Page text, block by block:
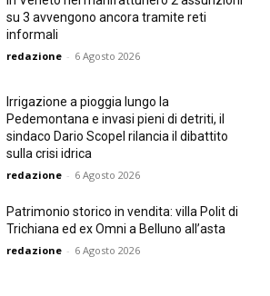
su 3 avvengono ancora tramite reti
informali
redazione - 6 Agosto 2026
Irrigazione a pioggia lungo la
Pedemontana e invasi pieni di detriti, il
sindaco Dario Scopel rilancia il dibattito
sulla crisi idrica
redazione - 6 Agosto 2026
Patrimonio storico in vendita: villa Polit di
Trichiana ed ex Omni a Belluno all’asta
redazione - 6 Agosto 2026